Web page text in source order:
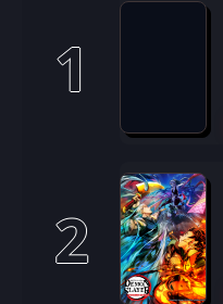
1
2